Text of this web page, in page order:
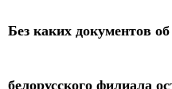
Без каких документов
белорусского филиала